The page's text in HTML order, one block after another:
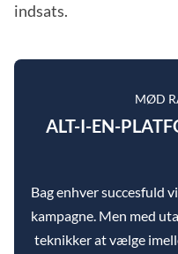
indsats.
MØD
ALT-I-EN-
Bag enhver succesfuld
kampagne. Men med
teknikker at vælge